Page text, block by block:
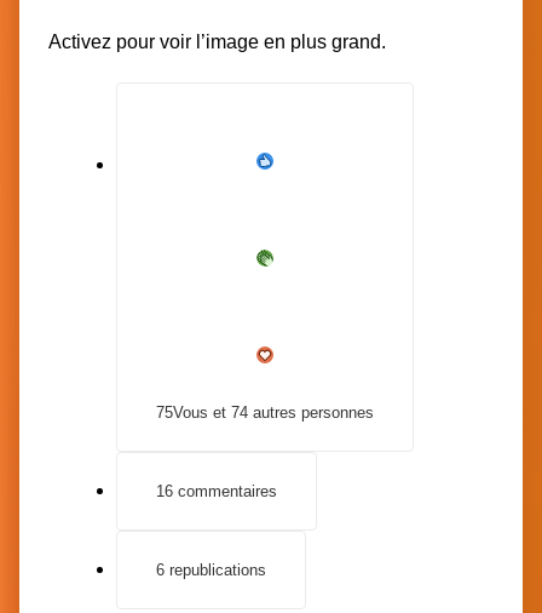
Activez pour voir l’image en plus grand.
75Vous et 74 autres personnes
16 commentaires
6 republications